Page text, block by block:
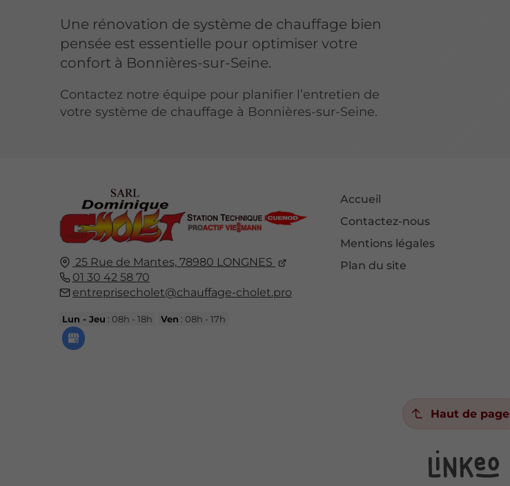
Une rénovation de système de chauffage bien
pensée est essentielle pour optimiser votre
confort à Bonnières-sur-Seine.
Contactez notre équipe pour planifier l’entretien de
votre système de chauffage à Bonnières-sur-Seine.
25 Rue de Mantes, 78980 LONGNES
01 30 42 58 70
entreprisecholet@chauffage-cholet.pro
Lun - Jeu : 08h - 18h Ven : 08h - 17h
Accueil
Contactez-nous
Mentions légales
Plan du site
Haut de page